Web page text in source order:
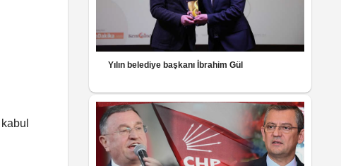
Yılın belediye başkanı İbrahim Gül